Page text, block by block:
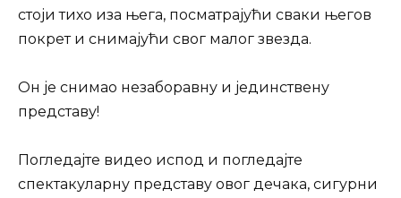
стоји тихо иза њега, посматрајући сваки његов
покрет и снимајући свог малог звезда.
Он је снимао незаборавну и јединствену
представу!
Погледајте видео испод и погледајте
спектакуларну представу овог дечака, сигурни